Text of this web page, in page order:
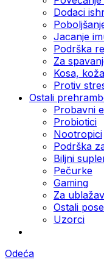
Dodaci
Jacanje
Podrška
Za
Kosa,
Protiv
Ostali
Probavni
Probiotici
Nootropici
Podrška
Biljni
Pečurke
Gaming
Za
Ostali
Uzorci
Odeća